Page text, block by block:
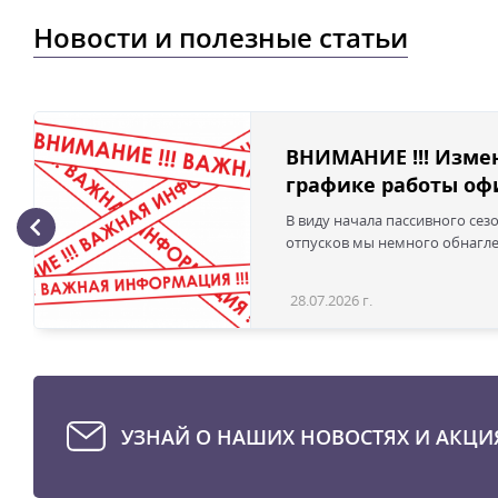
Новости и полезные статьи
ВНИМАНИЕ !!!
графике работы
В виду начала пассивного
отпусков мы немного
28.07.2026 г.
УЗНАЙ О НАШИХ НОВОСТЯХ И